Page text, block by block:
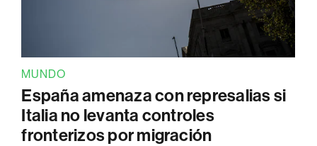
MUNDO
España amenaza con represalias si
Italia no levanta controles
fronterizos por migración